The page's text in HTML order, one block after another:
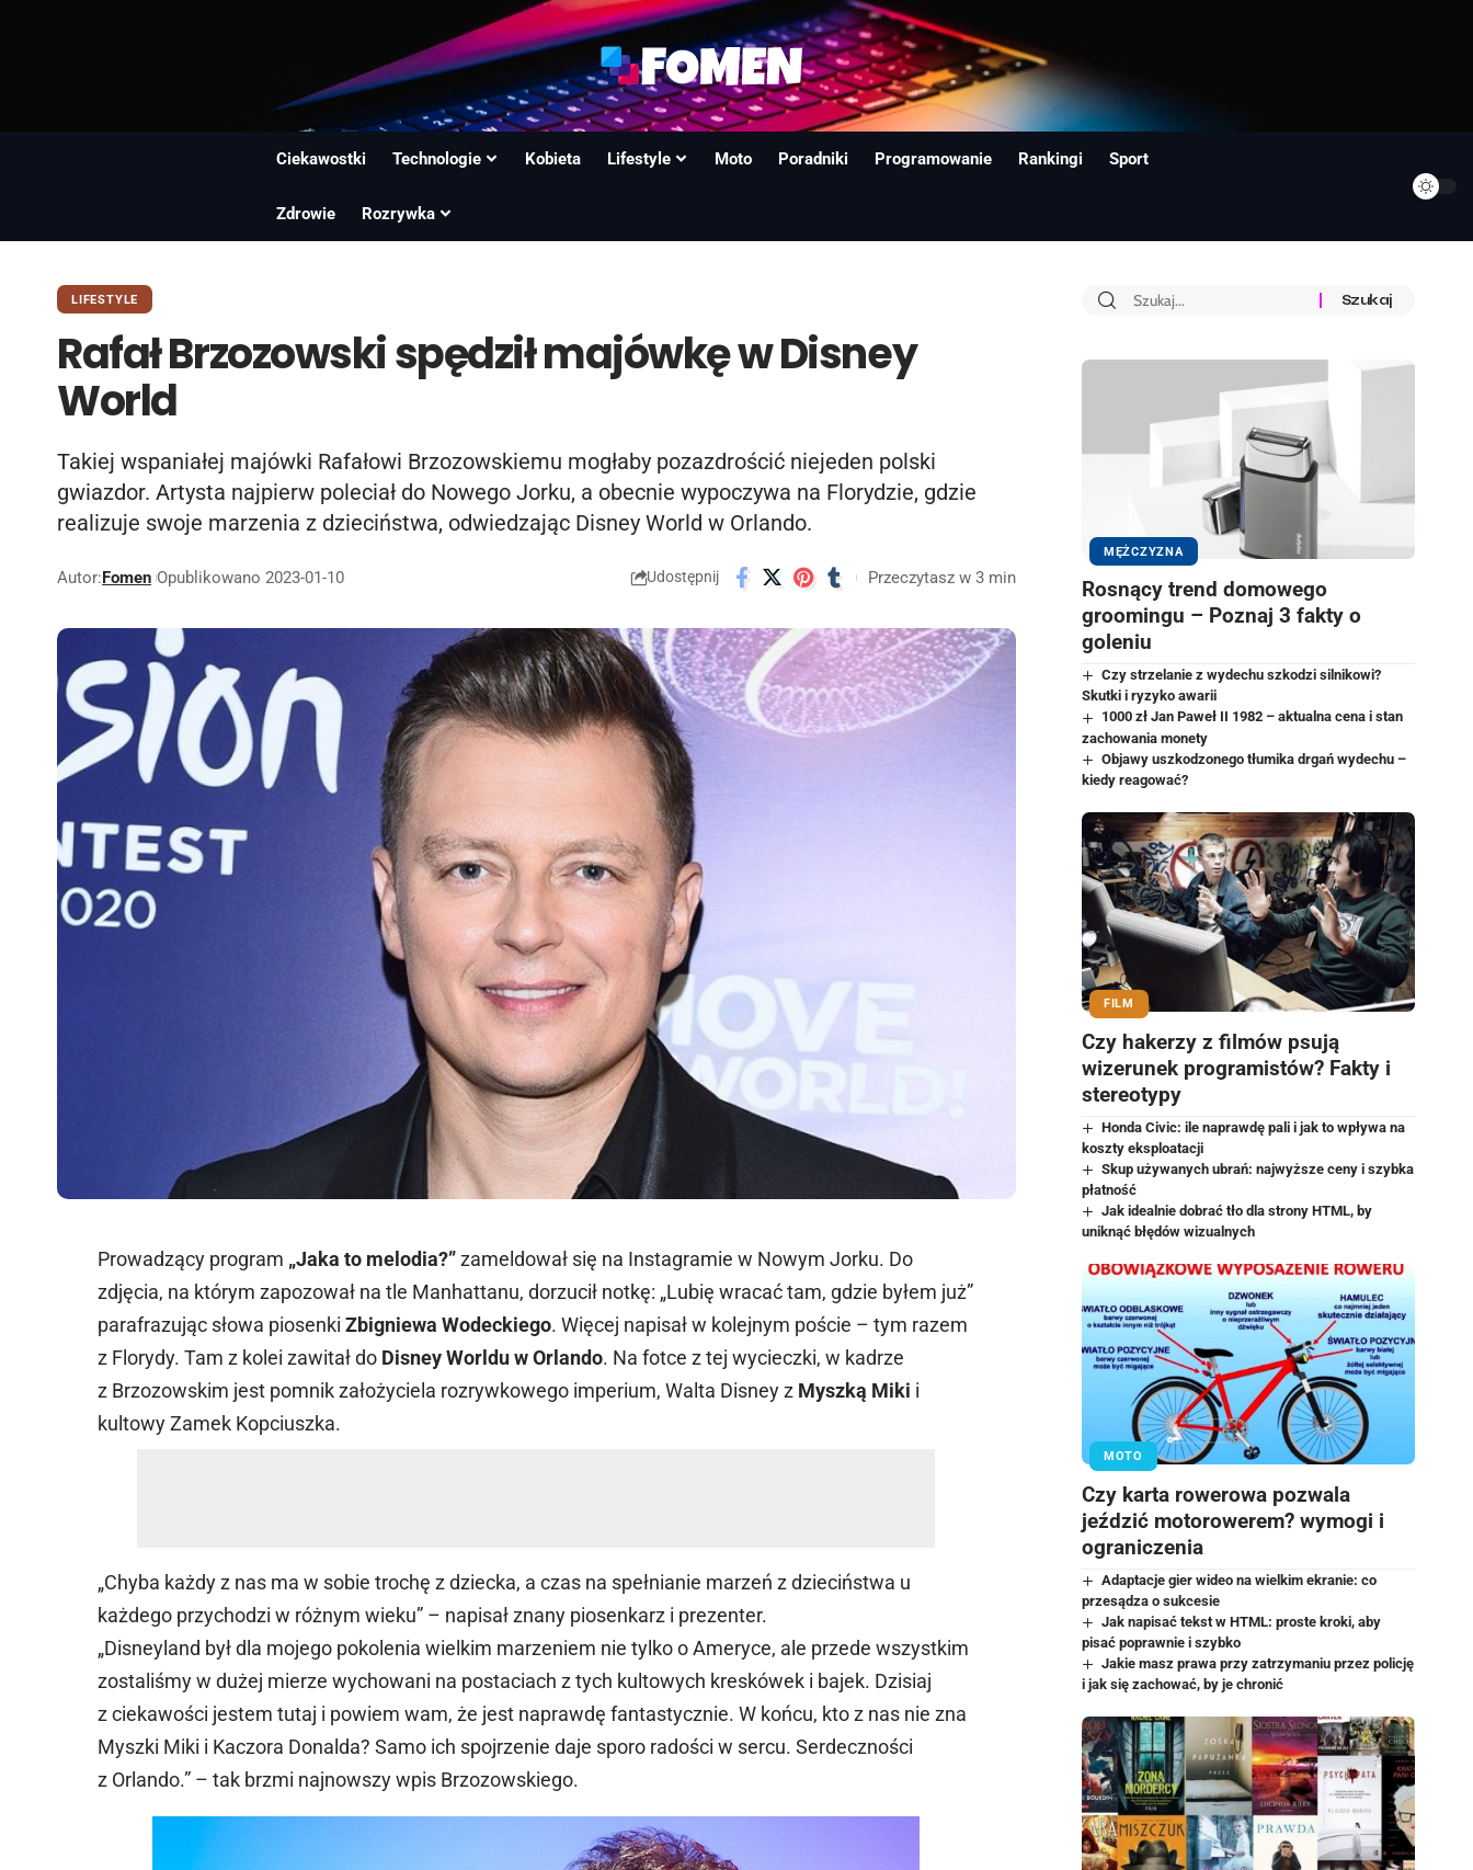
Ciekawostki Technologie Kobieta Lifestyle Moto Poradniki Programowanie Rankingi Sport
Zdrowie Rozrywka
LIFESTYLE
Rafał Brzozowski spędził majówkę w Disney
World
Takiej wspaniałej majówki Rafałowi Brzozowskiemu mogłaby pozazdrościć niejeden polski
gwiazdor. Artysta najpierw poleciał do Nowego Jorku, a obecnie wypoczywa na Florydzie, gdzie
realizuje swoje marzenia z dzieciństwa, odwiedzając Disney World w Orlando.
Autor:Fomen Opublikowano 2023-01-10 Udostępnij Przeczytasz w 3 min
Prowadzący program „Jaka to melodia?”zameldował się na Instagramie w Nowym Jorku. Do
zdjęcia, na którym zapozował na tle Manhattanu, dorzucił notkę: „Lubię wracać tam, gdzie byłem już”
parafrazując słowa piosenkiZbigniewa Wodeckiego. Więcej napisał w kolejnym poście – tym razem
z Florydy. Tam z kolei zawitał do Disney Worldu w Orlando. Na fotce z tej wycieczki, w kadrze
z Brzozowskim jest pomnik założyciela rozrywkowego imperium, Walta Disney z Myszką Miki i
kultowy Zamek Kopciuszka.
„Chyba każdy z nas ma w sobie trochę z dziecka, a czas na spełnianie marzeń z dzieciństwa u
każdego przychodzi w różnym wieku” – napisał znany piosenkarz i prezenter.
„Disneyland był dla mojego pokolenia wielkim marzeniem nie tylko o Ameryce, ale przede wszystkim
zostaliśmy w dużej mierze wychowani na postaciach z tych kultowych kreskówek i bajek. Dzisiaj
z ciekawości jestem tutaj i powiem wam, że jest naprawdę fantastycznie. W końcu, kto z nas nie zna
Myszki Miki i Kaczora Donalda? Samo ich spojrzenie daje sporo radości w sercu. Serdeczności
z Orlando.” – tak brzmi najnowszy wpis Brzozowskiego.
MĘŻCZYZNA
Rosnący trend domowego
groomingu – Poznaj 3 fakty o
goleniu
Czy strzelanie z wydechu szkodzi silnikowi?
Skutki i ryzyko awarii
1000 zł Jan Paweł II 1982 – aktualna cena i stan
zachowania monety
Objawy uszkodzonego tłumika drgań wydechu –
kiedy reagować?
FILM
Czy hakerzy z filmów psują
wizerunek programistów? Fakty i
stereotypy
Honda Civic: ile naprawdę pali i jak to wpływa na
koszty eksploatacji
Skup używanych ubrań: najwyższe ceny i szybka
płatność
Jak idealnie dobrać tło dla strony HTML, by
uniknąć błędów wizualnych
MOTO
Czy karta rowerowa pozwala
jeździć motorowerem? wymogi i
ograniczenia
Adaptacje gier wideo na wielkim ekranie: co
przesądza o sukcesie
Jak napisać tekst w HTML: proste kroki, aby
pisać poprawnie i szybko
Jakie masz prawa przy zatrzymaniu przez policję
i jak się zachować, by je chronić